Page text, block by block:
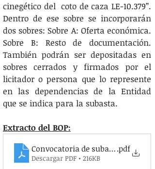
cinegético del  coto de caza LE-10.379”.
Dentro de ese sobre se incorporarán
dos sobres: Sobre A: Oferta económica.
Sobre B: Resto de documentación.
También podrán ser depositadas en
sobres cerrados y firmados por el
licitador o persona que lo represente
en las dependencias de la Entidad
que se indica para la subasta.
Extracto del BOP:
Convocatoria de subasta del
.pdf
Descargar PDF • 216KB